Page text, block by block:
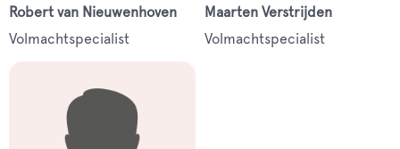
Robert van Nieuwenhoven
Volmachtspecialist
Maarten Verstrijden
Volmachtspecialist